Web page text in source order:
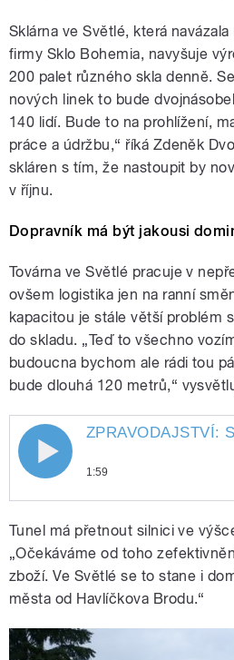
Sklárna ve Světlé, která
firmy Sklo Bohemia, navyšuje
200 palet různého skla denně.
nových linek to bude
140 lidí. Bude to na prohlížení,
práce a údržbu,“ říká Zdeněk
skláren s tím, že nastoupit by
v říjnu.
Dopravník má být jakousi
Továrna ve Světlé pracuje v
ovšem logistika jen na ranní
kapacitou je stále větší problém
do skladu. „Teď to všechno
budoucna bychom ale rádi tou
bude dlouhá 120 metrů,“
ZPRAVODAJSTVÍ:
1:59
Světlé budou stavět
tunel nad silnicí pro
svých výrobků.
Hana
Tunel má přetnout silnici ve
„Očekáváme od toho
zboží. Ve Světlé se to stane i
města od Havlíčkova Brodu.“